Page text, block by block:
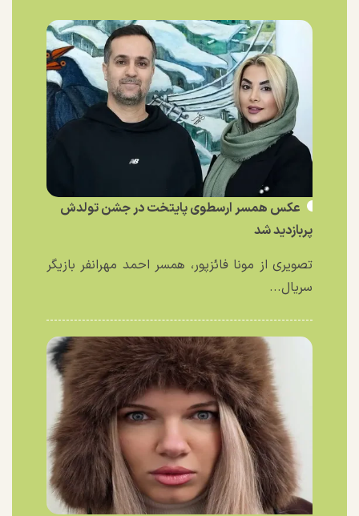
عکس همسر ارسطوی پایتخت در جشن تولدش
پربازدید شد
تصویری از مونا فائزپور، همسر احمد مهرانفر بازیگر
سریال...